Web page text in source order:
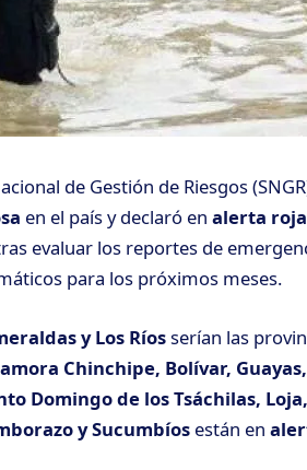
de Gestión de Riesgos
en el país y declaró en alerta roja
evaluar los reportes de
para los próximos meses.
y Los Ríosserían las
Chinchipe, Bolívar,
Domingo de los Tsáchilas,
y Sucumbíos están en